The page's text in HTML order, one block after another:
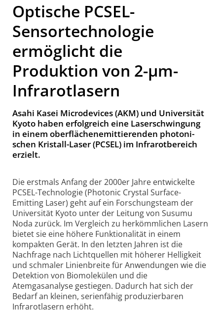
Optische PCSEL-
Sensortechnologie
ermöglicht die
Produktion von 2-µm-
Infrarotlasern
Asahi Kasei Micro­devices (AKM) und Uni­ver­si­tät
Kyo­to ha­ben er­folg­reich eine Laser­schwing­ung
in einem ober­flächen­emit­tie­ren­den pho­to­ni­
schen Kris­tall-Laser (PCSEL) im In­fra­rot­be­reich
er­zielt.
Die erstmals Anfang der 2000er Jahre entwickelte
PCSEL-Technologie (Photonic Crystal Surface-
Emitting Laser) geht auf ein Forschungsteam der
Universität Kyoto unter der Leitung von Susumu
Noda zurück. Im Vergleich zu herkömmlichen Lasern
bietet sie eine höhere Funktionalität in einem
kompakten Gerät. In den letzten Jahren ist die
Nachfrage nach Lichtquellen mit höherer Helligkeit
und schmaler Linienbreite für Anwendungen wie die
Detektion von Biomolekülen und die
Atemgasanalyse gestiegen. Dadurch hat sich der
Bedarf an kleinen, serienfähig produzierbaren
Infrarotlasern erhöht.